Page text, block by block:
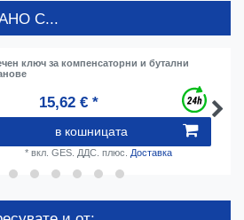
С...
ключ за компенсаторни и бутални
15,62 € *
в кошницата
* вкл. GES. ДДС. плюс. Доставка